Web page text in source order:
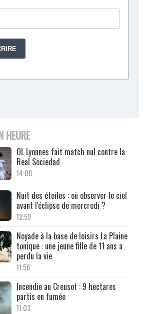
HEURE
OL Lyonnes fait match nul contre la
Real Sociedad
14:08
Nuit des étoiles : où observer le ciel
avant l'éclipse de mercredi ?
12:59
Noyade à la base de loisirs La Plaine
tonique : une jeune fille de 11 ans a
perdu la vie
11:56
Incendie au Creusot : 9 hectares
partis en fumée
11:03